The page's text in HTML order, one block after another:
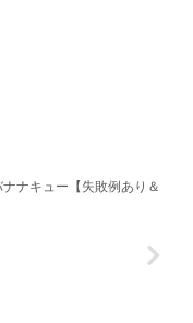
ナキュー【失敗例あり＆